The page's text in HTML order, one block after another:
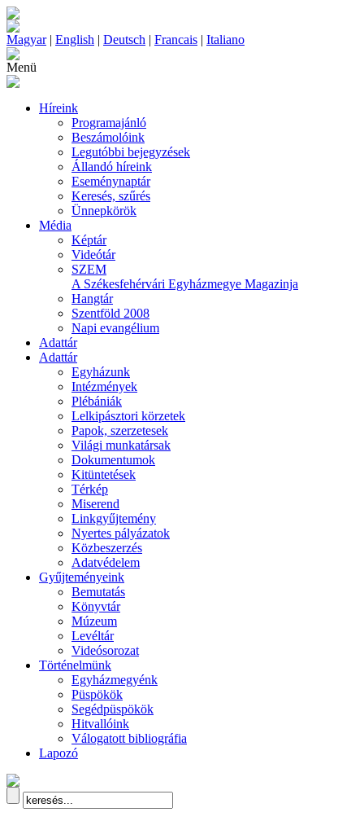
Magyar| English | Deutsch | Francais | Italiano
Menü
Híreink
Programajánló
Beszámolóink
Legutóbbi bejegyzések
Állandó híreink
Eseménynaptár
Keresés, szűrés
Ünnepkörök
Média
Képtár
Videótár
SZEM
A Székesfehérvári Egyházmegye Magazinja
Hangtár
Szentföld 2008
Napi evangélium
Adattár
Adattár
Egyházunk
Intézmények
Plébániák
Lelkipásztori körzetek
Papok, szerzetesek
Világi munkatársak
Dokumentumok
Kitüntetések
Térkép
Miserend
Linkgyűjtemény
Nyertes pályázatok
Közbeszerzés
Adatvédelem
Gyűjteményeink
Bemutatás
Könyvtár
Múzeum
Levéltár
Videósorozat
Történelmünk
Egyházmegyénk
Püspökök
Segédpüspökök
Hitvallóink
Válogatott bibliográfia
Lapozó